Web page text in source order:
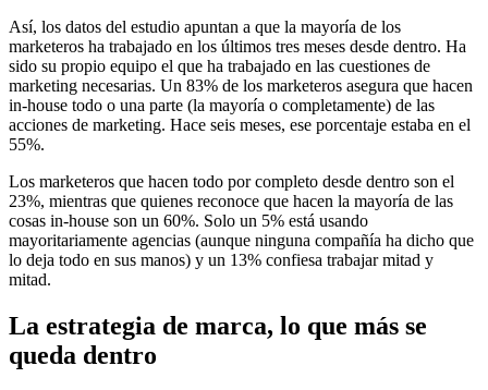
Así, los datos del estudio apuntan a que la mayoría de los
marketeros ha trabajado en los últimos tres meses desde dentro. Ha
sido su propio equipo el que ha trabajado en las cuestiones de
marketing necesarias. Un 83% de los marketeros asegura que hacen
in-house todo o una parte (la mayoría o completamente) de las
acciones de marketing. Hace seis meses, ese porcentaje estaba en el
55%.
Los marketeros que hacen todo por completo desde dentro son el
23%, mientras que quienes reconoce que hacen la mayoría de las
cosas in-house son un 60%. Solo un 5% está usando
mayoritariamente agencias (aunque ninguna compañía ha dicho que
lo deja todo en sus manos) y un 13% confiesa trabajar mitad y
mitad.
La estrategia de marca, lo que más se
queda dentro